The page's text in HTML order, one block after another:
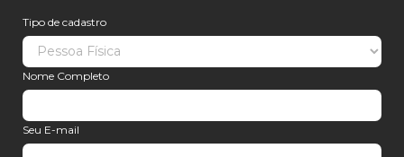
Tipo de cadastro
Nome Completo
Seu E-mail